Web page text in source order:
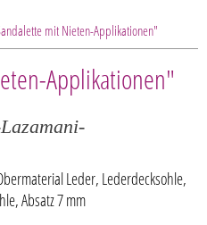
mit Nieten-Applikationen"
Applikationen"
Leder, Lederdecksohle,
Absatz 7 mm